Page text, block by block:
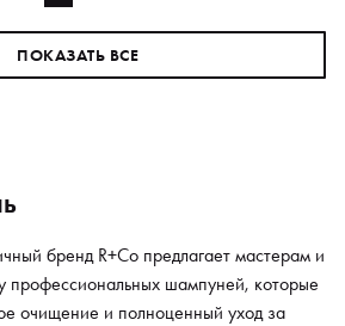
ПОКАЗАТЬ ВСЕ
бренд R+Co предлагает мастерам и
профессиональных шампуней, которые
очищение и полноценный уход за